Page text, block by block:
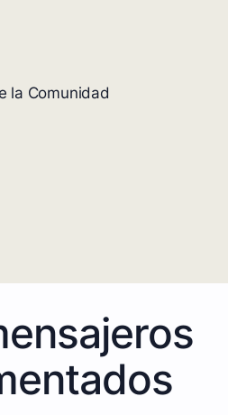
la Comunidad